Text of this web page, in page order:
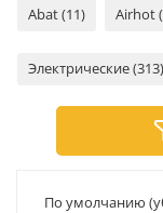
Abat (11) Airhot
Электрические (313)
По умолчанию